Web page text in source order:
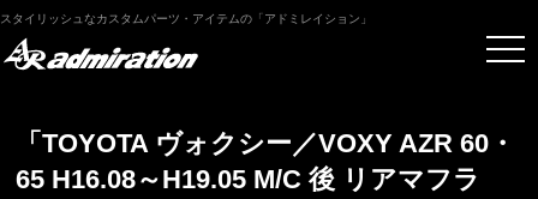
スタイリッシュなカスタムパーツ・アイテムの「アドミレイション」
「TOYOTA ヴォクシー／VOXY AZR 60・
65 H16.08～H19.05 M/C 後 リアマフラ